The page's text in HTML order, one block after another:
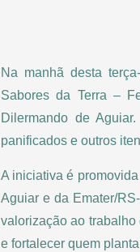
Na manhã desta
Sabores da Terra –
Dilermando de
panificados e outros
A iniciativa é
Aguiar e da Emater/
valorização ao
e fortalecer quem